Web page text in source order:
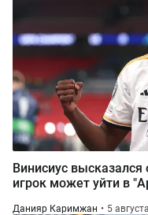
Винисиус
игрок может уйти в
Данияр Каримжан 5